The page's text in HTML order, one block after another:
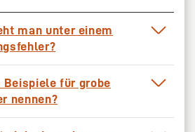
man unter einem
gegen elementare
gesicherte medizinische
aus objektiver ärztlicher Sicht
Beispiele für grobe
nennen?